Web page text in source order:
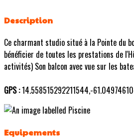
Description
Ce charmant studio situé à la Pointe du
bénéficier de toutes les prestations de
activités) Son balcon avec vue sur les
GPS :14.558515292211544,-
Equipements